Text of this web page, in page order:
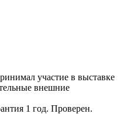
участие в выставке
внешние
1 год. Проверен.